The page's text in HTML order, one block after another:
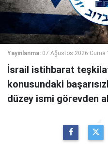
Yayınlanma: 07 Ağustos 2026 Cuma
İsrail istihbarat
konusundaki
düzey ismi görevden